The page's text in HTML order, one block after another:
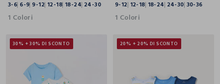
3-6 6-9 9-12 12-18 18-24 24-30
1 Colori
9-12 12-18 18-24 24-30 30-36
1 Colori
30% + 30% DI SCONTO 20% + 20% DI SCONTO